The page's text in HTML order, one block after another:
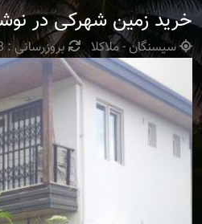
خرید زمین شهرکی در
سیسنگان - ملاکلا بروزرسانی : 28 بهمن 1402